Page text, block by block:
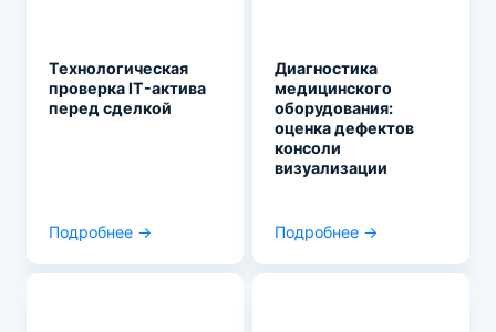
Технологическая
проверка IT-актива
перед сделкой
Подробнее →
Диагностика
медицинского
оборудования:
оценка дефектов
консоли
визуализации
Подробнее →